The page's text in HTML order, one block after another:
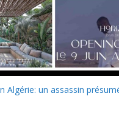
Algérie: un assassin